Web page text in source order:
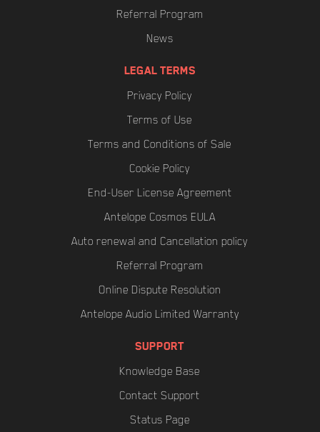
Referral Program
News
LEGAL TERMS
Privacy Policy
Terms of Use
Terms and Conditions of Sale
Cookie Policy
End-User License Agreement
Antelope Cosmos EULA
Auto renewal and Cancellation policy
Referral Program
Online Dispute Resolution
Antelope Audio Limited Warranty
SUPPORT
Knowledge Base
Contact Support
Status Page